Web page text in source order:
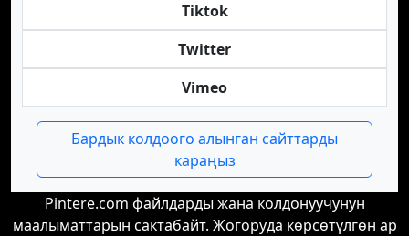
Tiktok
Twitter
Vimeo
Бардык колдоого алынган сайттарды
караңыз
Pintere.com файлдарды жана колдонуучунун
маалыматтарын сактабайт. Жогоруда көрсөтүлгөн ар